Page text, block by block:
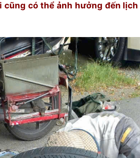
có thể ảnh hưởng đến